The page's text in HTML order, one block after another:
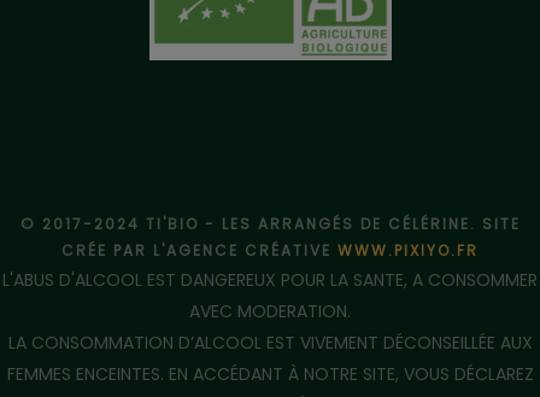
© 2017-2024 TI'BIO - LES ARRANGÉS DE CÉLÉRINE. SITE
CRÉE PAR L'AGENCE CRÉATIVE WWW.PIXIYO.FR
L'ABUS D'ALCOOL EST DANGEREUX POUR LA SANTE, A CONSOMMER
AVEC MODERATION.
LA CONSOMMATION D’ALCOOL EST VIVEMENT DÉCONSEILLÉE AUX
FEMMES ENCEINTES. EN ACCÉDANT À NOTRE SITE, VOUS DÉCLAREZ